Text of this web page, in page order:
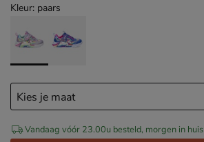
Kleur: paars
Vandaag vóór 23.00u besteld, morgen in huis